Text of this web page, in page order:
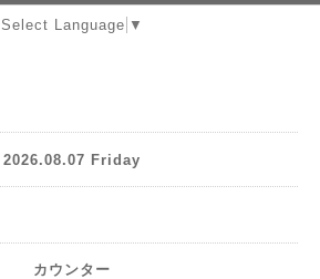
Select Language ▼
2026.08.07 Friday
カウンター